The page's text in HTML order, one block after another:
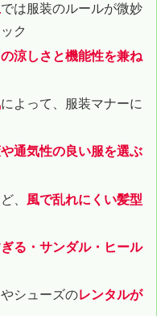
では服装のルールが微妙
ク
涼しさと機能性を兼ね
によって、服装マナーに
通気性の良い服を選ぶ
、 風で乱れにくい髪型
る・サンダル・ヒール
シューズのレンタルが